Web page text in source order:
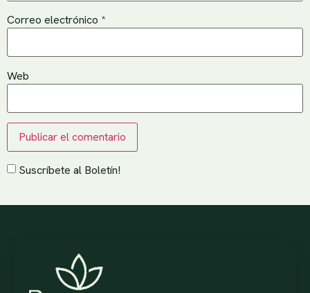
Correo electrónico *
Web
Suscríbete al Boletín!